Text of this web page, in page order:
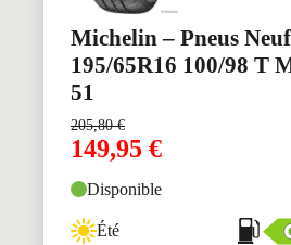
Michelin – Pneus
195/65R16 100/98 T
51
205,80€
149,95 €
Disponible
Été